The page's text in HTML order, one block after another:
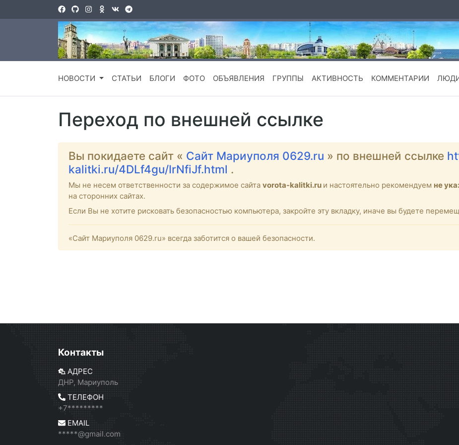
НОВОСТИ СТАТЬИ БЛОГИ ФОТО ОБЪЯВЛЕНИЯ ГРУППЫ АКТИВНОСТЬ КОММЕНТАРИИ
Переход по внешней ссылке
Вы покидаете сайт « Сайт Мариуполя 0629.ru » по внешней ссылке
kalitki.ru/4DLf4gu/IrNfiJf.html .
Мы не несем ответственности за содержимое сайта vorota-kalitki.ru и настоятельно рекомендуем не
на сторонних сайтах.
Если Вы не хотите рисковать безопасностью компьютера, закройте эту вкладку, иначе вы будете
«Сайт Мариуполя 0629.ru» всегда заботится о вашей безопасности.
Контакты
АДРЕС
ДНР, Мариуполь
ТЕЛЕФОН
+7*********
EMAIL
*****@gmail.com